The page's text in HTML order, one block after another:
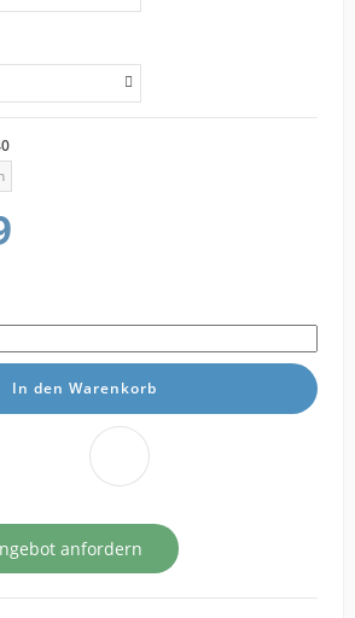
In den Warenkorb
anfordern